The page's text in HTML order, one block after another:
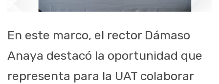
En este marco, el rector Dámaso
Anaya destacó la oportunidad que
representa para la UAT colaborar